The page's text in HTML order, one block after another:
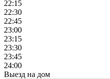
22:15
22:30
22:45
23:00
23:15
23:30
23:45
24:00
Выезд на дом